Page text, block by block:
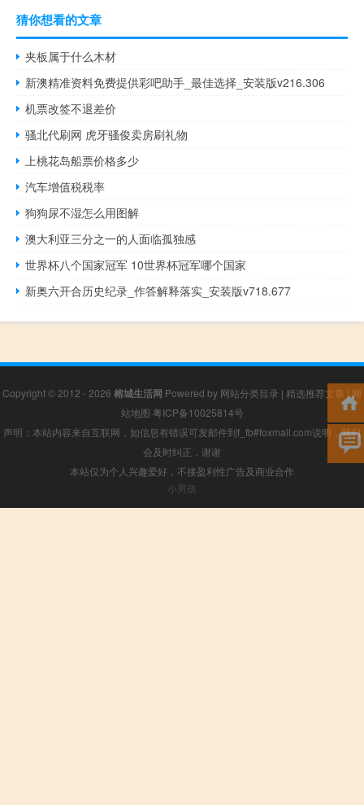
猜你想看的文章
夹板属于什么木材
新澳精准资料免费提供彩吧助手_最佳选择_安装版v216.306
机票改签不退差价
骚北代刷网 虎牙骚俊卖房刷礼物
上桃花岛船票价格多少
汽车增值税税率
狗狗尿不湿怎么用图解
澳大利亚三分之一的人面临孤独感
世界杯八个国家冠军 10世界杯冠军哪个国家
新奥六开合历史纪录_作答解释落实_安装版v718.677
Copyright © 2012 - 2026 榕城生活网 Powered by 网站分类目录 | 精选推荐文章 |网
站地图 粤ICP备10025814号
声明：本站内容来自互联网，如信息有错误可发邮件到f_fb#foxmail.com说明，我们
会及时纠正，谢谢
本站仅为个人兴趣爱好，不接盈利性广告及商业合作
小男孩